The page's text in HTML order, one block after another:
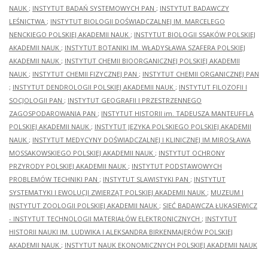
NAUK ; INSTYTUT BADAŃ SYSTEMOWYCH PAN ; INSTYTUT BADAWCZY
LEŚNICTWA ; INSTYTUT BIOLOGII DOŚWIADCZALNEJ IM. MARCELEGO
NENCKIEGO POLSKIEJ AKADEMII NAUK ; INSTYTUT BIOLOGII SSAKÓW POLSKIEJ
AKADEMII NAUK ; INSTYTUT BOTANIKI IM. WŁADYSŁAWA SZAFERA POLSKIEJ
AKADEMII NAUK ; INSTYTUT CHEMII BIOORGANICZNEJ POLSKIEJ AKADEMII
NAUK ; INSTYTUT CHEMII FIZYCZNEJ PAN ; INSTYTUT CHEMII ORGANICZNEJ PAN
; INSTYTUT DENDROLOGII POLSKIEJ AKADEMII NAUK ; INSTYTUT FILOZOFII I
SOCJOLOGII PAN ; INSTYTUT GEOGRAFII I PRZESTRZENNEGO
ZAGOSPODAROWANIA PAN ; INSTYTUT HISTORII im. TADEUSZA MANTEUFFLA
POLSKIEJ AKADEMII NAUK ; INSTYTUT JĘZYKA POLSKIEGO POLSKIEJ AKADEMII
NAUK ; INSTYTUT MEDYCYNY DOŚWIADCZALNEJ I KLINICZNEJ IM.MIROSŁAWA
MOSSAKOWSKIEGO POLSKIEJ AKADEMII NAUK ; INSTYTUT OCHRONY
PRZYRODY POLSKIEJ AKADEMII NAUK ; INSTYTUT PODSTAWOWYCH
PROBLEMÓW TECHNIKI PAN ; INSTYTUT SLAWISTYKI PAN ; INSTYTUT
SYSTEMATYKI I EWOLUCJI ZWIERZĄT POLSKIEJ AKADEMII NAUK ; MUZEUM I
INSTYTUT ZOOLOGII POLSKIEJ AKADEMII NAUK ; SIEĆ BADAWCZA ŁUKASIEWICZ
- INSTYTUT TECHNOLOGII MATERIAŁÓW ELEKTRONICZNYCH ; INSTYTUT
HISTORII NAUKI IM. LUDWIKA I ALEKSANDRA BIRKENMAJERÓW POLSKIEJ
AKADEMII NAUK ; INSTYTUT NAUK EKONOMICZNYCH POLSKIEJ AKADEMII NAUK